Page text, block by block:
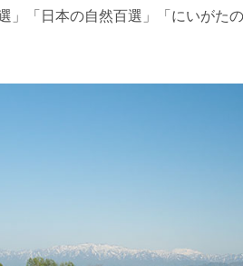
」「日本の自然百選」「にいがた